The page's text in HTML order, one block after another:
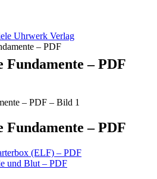
Uhrwerk Verlag
– PDF
– PDF
– PDF
(ELF) – PDF
und Blut – PDF